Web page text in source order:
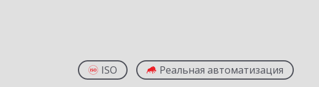
ISO Реальная автоматизация